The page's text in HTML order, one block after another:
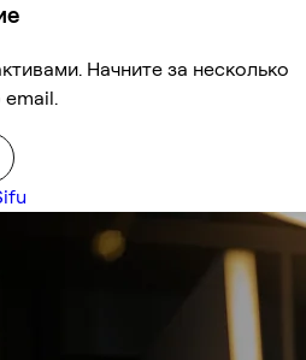
Начните за несколько
email.